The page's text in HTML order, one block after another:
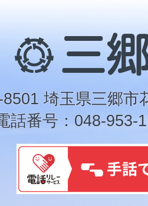
三
郷
市
埼玉県三郷市
話番号：048-953-